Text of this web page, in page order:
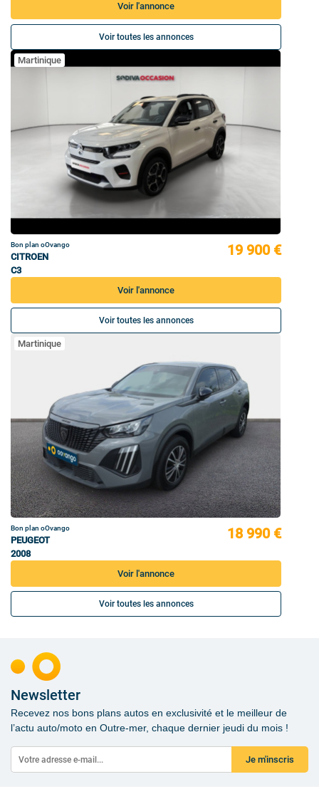
Voir l'annonce
Voir toutes les annonces
Martinique
Bon plan oOvango
CITROEN
C3
19 900 €
Voir l'annonce
Voir toutes les annonces
Martinique
Bon plan oOvango
PEUGEOT
2008
18 990 €
Voir l'annonce
Voir toutes les annonces
Newsletter
Recevez nos bons plans autos en exclusivité et le meilleur de
l’actu auto/moto en Outre-mer, chaque dernier jeudi du mois !
Je m'inscris